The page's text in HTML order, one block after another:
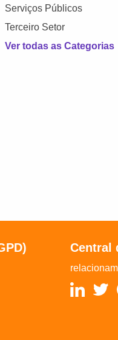
Serviços Públicos
Terceiro Setor
Ver todas as Categorias
Central